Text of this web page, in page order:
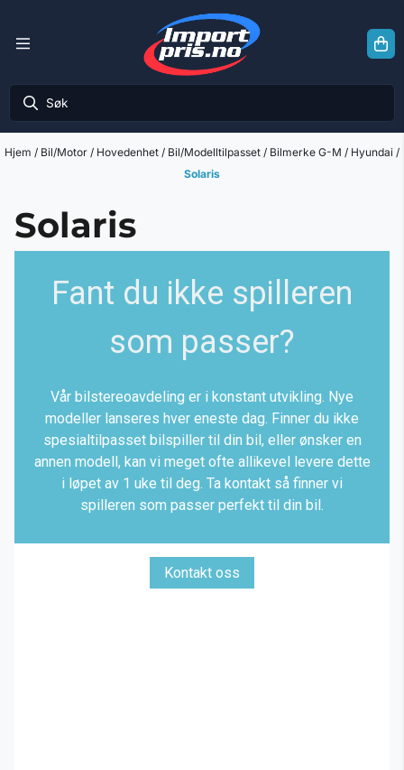
Hjem / Bil/Motor / Hovedenhet / Bil/Modelltilpasset / Bilmerke G-M / Hyundai /
Solaris
Solaris
Fant du ikke spilleren
som passer?
Vår bilstereoavdeling er i konstant utvikling. Nye
modeller lanseres hver eneste dag. Finner du ikke
spesialtilpasset bilspiller til din bil, eller ønsker en
annen modell, kan vi meget ofte allikevel levere dette
i løpet av 1 uke til deg. Ta kontakt så finner vi
spilleren som passer perfekt til din bil.
Kontakt oss